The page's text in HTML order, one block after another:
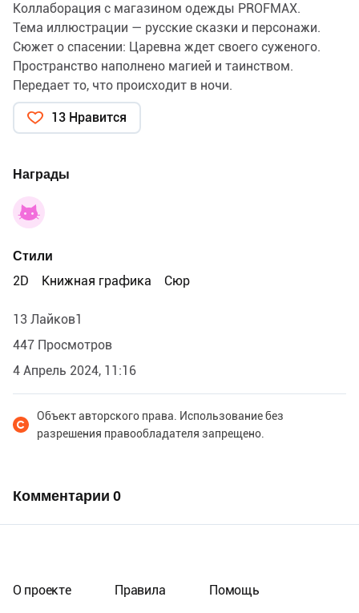
Коллаборация с магазином одежды PROFMAX.
Тема иллюстрации — русские сказки и персонажи.
Сюжет о спасении: Царевна ждет своего суженого.
Пространство наполнено магией и таинством.
Передает то, что происходит в ночи.
13 Нравится
Награды
Стили
2D
Книжная графика Сюр
13 Лайков1
447 Просмотров
4 Апрель 2024, 11:16
Объект авторского права. Использование без
разрешения правообладателя запрещено.
Комментарии 0
О проекте Правила Помощь